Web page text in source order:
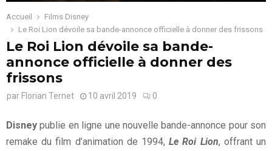
Accueil
Films Disney
Le Roi Lion dévoile sa bande-annonce officielle à donner des frissons
Le Roi Lion dévoile sa bande-
annonce officielle à donner des
frissons
par Florian Ternet 10 avril 2019 0
Disney publie en ligne une nouvelle bande-annonce pour son
remake du film d’animation de 1994,Le Roi Lion, offrant un